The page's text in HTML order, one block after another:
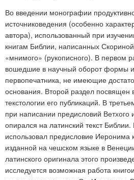
Во введении монографии
источниковедения (особенно
автора), использованный при
книгам Библии, написанных
«мнимого» (рукописного). В первом
вошедшие в научный оборот формы
первопечатника, не имеющие
основания. Второй раздел посвящен
текстологии его публикаций. В
при написании предисловий Ветхого
опирался на латинский текст
использовал предисловие Иеронима
изданной на чешском языке в
латинского оригинала этого
исследуется возможная работа